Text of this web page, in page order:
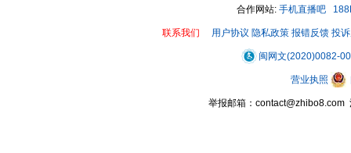
合作网站: 手机直播吧
联系我们 用户协议 隐私政策 报错反馈 投
闽网文(2020)0082-
营业执照
举报邮箱：